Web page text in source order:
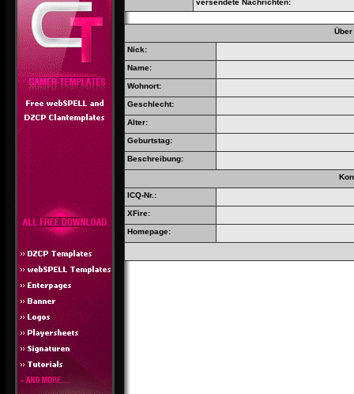
versendete Nachrichten:
Nick:
Name:
Wohnort:
Geschlecht:
Alter:
Geburtstag:
Beschreibung:
ICQ-Nr.:
XFire:
Homepage: